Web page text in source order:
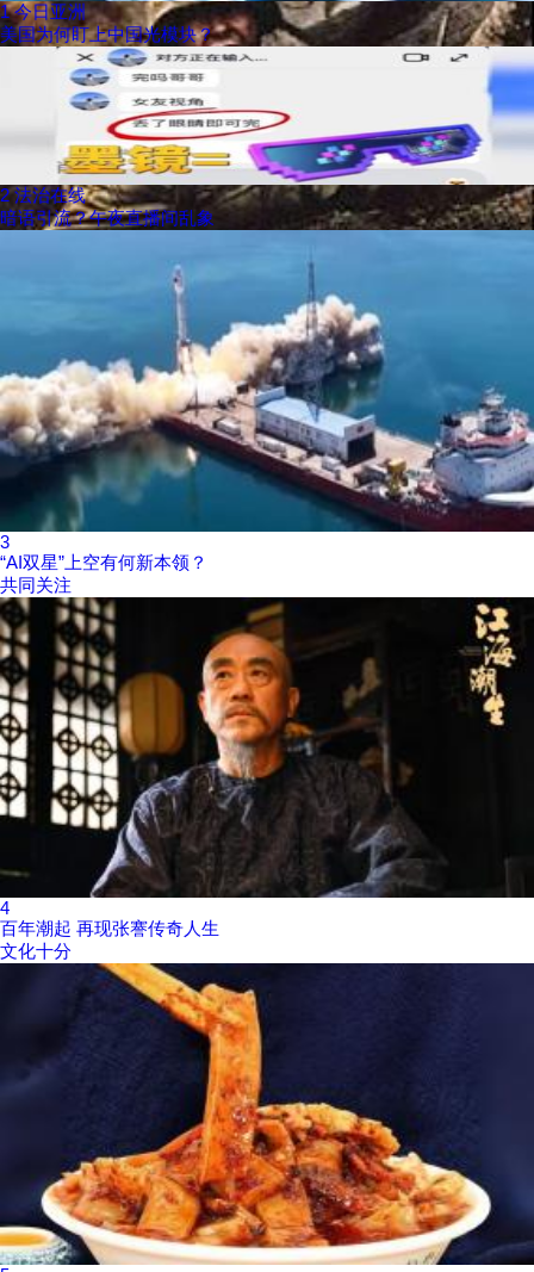
1 今日亚洲
美国为何盯上中国光模块？
2 法治在线
暗语引流？午夜直播间乱象
3
“AI双星”上空有何新本领？
共同关注
4
百年潮起 再现张謇传奇人生
文化十分